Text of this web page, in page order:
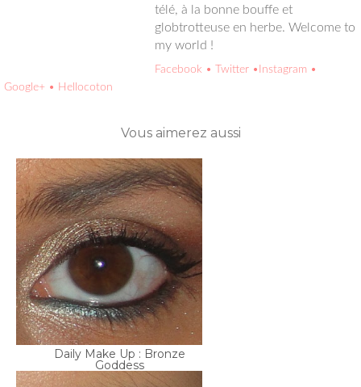
•Instagram • Google+ • Hellocoton
Daily Make Up : Bronze
Goddess